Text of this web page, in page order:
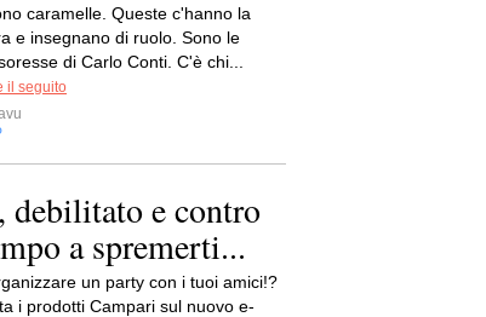
caramelle. Queste c'hanno la
e insegnano di ruolo. Sono le
di Carlo Conti. C'è chi...
il seguito
e contro
a spremerti...
un party con i tuoi amici!?
i prodotti Campari sul nuovo e-